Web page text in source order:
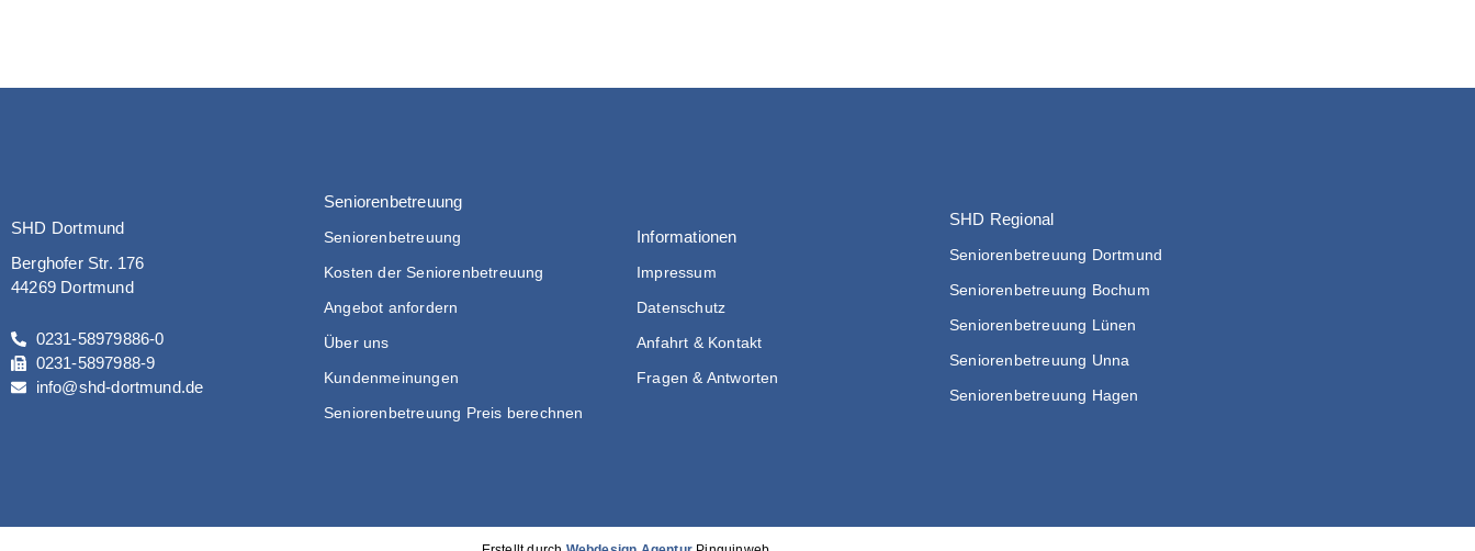
SHD Dortmund
Berghofer Str. 176
44269 Dortmund
0231-58979886-0
0231-5897988-9
info@shd-dortmund.de
Seniorenbetreuung
Seniorenbetreuung
Kosten der Seniorenbetreuung
Angebot anfordern
Über uns
Kundenmeinungen
Seniorenbetreuung Preis berechnen
Informationen
Impressum
Datenschutz
Anfahrt & Kontakt
Fragen & Antworten
SHD Regional
Seniorenbetreuung Dortmund
Seniorenbetreuung Bochum
Seniorenbetreuung Lünen
Seniorenbetreuung Unna
Seniorenbetreuung Hagen